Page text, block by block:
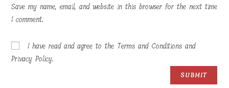
Save my name, email, and website in this browser for the next time
I comment.
I have read and agree to the Terms and Conditions and
Privacy Policy.